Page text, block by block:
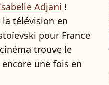
Adjani !
télévision en
pour France
trouve le
une fois en